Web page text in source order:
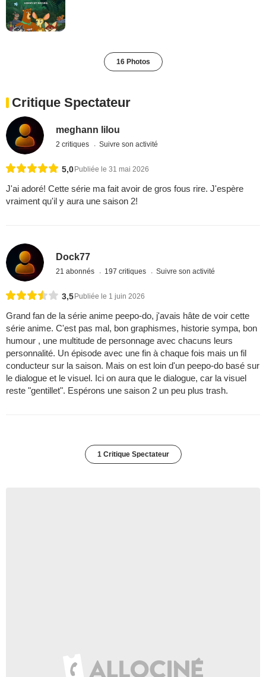
16 Photos
Critique Spectateur
meghann lilou
2 critiques Suivre son activité
5,0Publiée le 31 mai 2026
J'ai adoré! Cette série ma fait avoir de gros fous rire. J'espère
vraiment qu'il y aura une saison 2!
Dock77
21 abonnés 197 critiques Suivre son activité
3,5 Publiée le 1 juin 2026
Grand fan de la série anime peepo-do, j'avais hâte de voir cette
série anime. C'est pas mal, bon graphismes, historie sympa, bon
humour , une multitude de personnage avec chacuns leurs
personnalité. Un épisode avec une fin à chaque fois mais un fil
conducteur sur la saison. Mais on est loin d'un peepo-do basé sur
le dialogue et le visuel. Ici on aura que le dialogue, car la visuel
reste "gentillet". Espérons une saison 2 un peu plus trash.
1 Critique Spectateur